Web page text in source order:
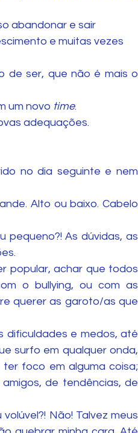
abandonar e sair
e muitas vezes
de ser, que não é mais o
um novo time.
adequações.
no dia seguinte e nem
Alto ou baixo. Cabelo
pequeno?! As dúvidas, as
popular, achar que todos
o bullying, ou com as
querer as garoto/as que
dificuldades e medos, até
surfo em qualquer onda,
ter foco em alguma coisa;
de tendências, de
Não! Talvez meus